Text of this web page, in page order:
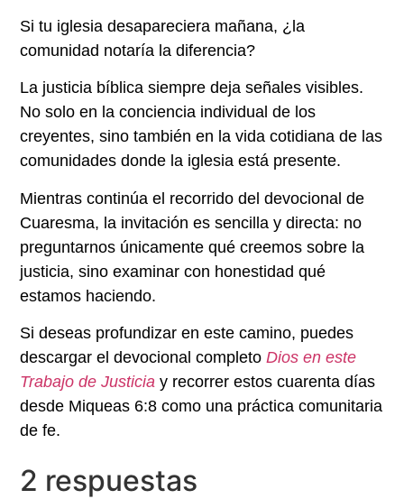
Si tu iglesia desapareciera mañana, ¿la
comunidad notaría la diferencia?
La justicia bíblica siempre deja señales visibles.
No solo en la conciencia individual de los
creyentes, sino también en la vida cotidiana de las
comunidades donde la iglesia está presente.
Mientras continúa el recorrido del devocional de
Cuaresma, la invitación es sencilla y directa: no
preguntarnos únicamente qué creemos sobre la
justicia, sino examinar con honestidadqué
estamos haciendo.
Si deseas profundizar en este camino, puedes
descargar el devocional completoDios en este
Trabajo de Justicia y recorrer estos cuarenta días
desde Miqueas 6:8 como una práctica comunitaria
de fe.
2 respuestas